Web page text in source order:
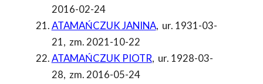
2016-02-24
ATAMAŃCZUK JANINA, ur. 1931-03-
21, zm. 2021-10-22
ATAMAŃCZUK PIOTR, ur. 1928-03-
28, zm. 2016-05-24